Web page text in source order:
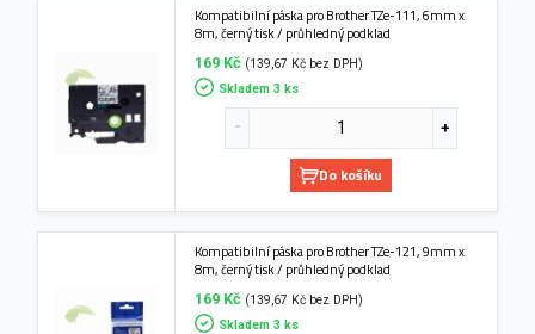
Kompatibilní páska pro Brother TZe-111, 6mm x
8m, černý tisk / průhledný podklad
169 Kč (139,67 Kč bez DPH)
Skladem 3 ks
Do košíku
Kompatibilní páska pro Brother TZe-121, 9mm x
8m, černý tisk / průhledný podklad
169 Kč (139,67 Kč bez DPH)
Skladem 3 ks